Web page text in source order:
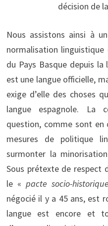
décision de
Nous assistons ainsi à
normalisation
du Pays Basque depuis la
est une langue officielle,
exige d’elle des choses
langue espagnole. La
question, comme sont en
mesures de politique
surmonter la
Sous prétexte de respect
le « pacte socio-historique
négocié il y a 45 ans, est
langue est encore et